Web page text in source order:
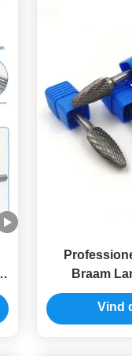
Braam
Vind